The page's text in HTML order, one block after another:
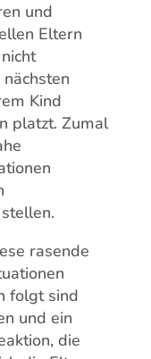
und
Eltern
Kind
platzt. Zumal
rasende
folgt sind
und ein
die